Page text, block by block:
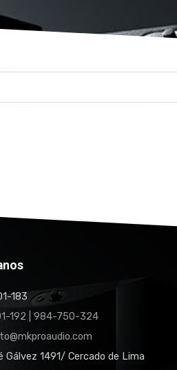
183
192 | 984-750-324
Gálvez 1491/ Cercado de Lima